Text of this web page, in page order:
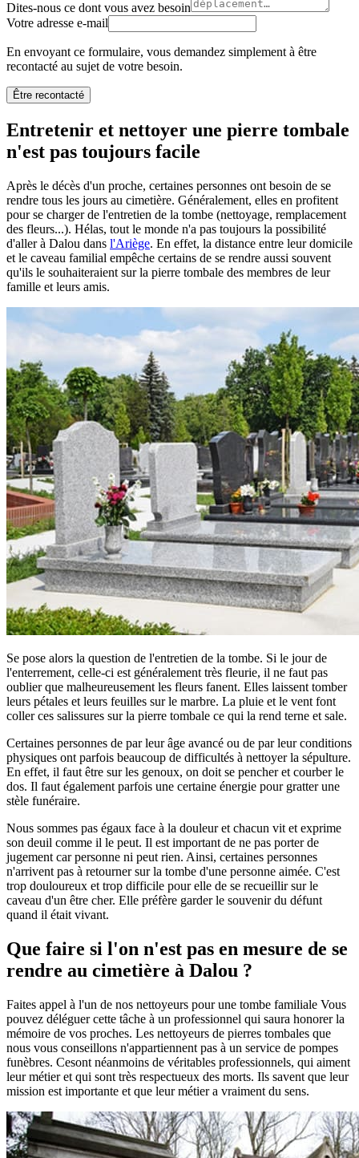
Dites-nous ce dont vous avez besoin
Votre adresse e-mail
En envoyant ce formulaire, vous demandez simplement à être
recontacté au sujet de votre besoin.
Être recontacté
Entretenir et nettoyer une pierre tombale
n'est pas toujours facile
Après le décès d'un proche, certaines personnes ont besoin de se
rendre tous les jours au cimetière. Généralement, elles en profitent
pour se charger de l'entretien de la tombe (nettoyage, remplacement
des fleurs...). Hélas, tout le monde n'a pas toujours la possibilité
d'aller à Dalou dans l'Ariège. En effet, la distance entre leur domicile
et le caveau familial empêche certains de se rendre aussi souvent
qu'ils le souhaiteraient sur la pierre tombale des membres de leur
famille et leurs amis.
Se pose alors la question de l'entretien de la tombe. Si le jour de
l'enterrement, celle-ci est généralement très fleurie, il ne faut pas
oublier que malheureusement les fleurs fanent. Elles laissent tomber
leurs pétales et leurs feuilles sur le marbre. La pluie et le vent font
coller ces salissures sur la pierre tombale ce qui la rend terne et sale.
Certaines personnes de par leur âge avancé ou de par leur conditions
physiques ont parfois beaucoup de difficultés à nettoyer la sépulture.
En effet, il faut être sur les genoux, on doit se pencher et courber le
dos. Il faut également parfois une certaine énergie pour gratter une
stèle funéraire.
Nous sommes pas égaux face à la douleur et chacun vit et exprime
son deuil comme il le peut. Il est important de ne pas porter de
jugement car personne ni peut rien. Ainsi, certaines personnes
n'arrivent pas à retourner sur la tombe d'une personne aimée. C'est
trop douloureux et trop difficile pour elle de se recueillir sur le
caveau d'un être cher. Elle préfère garder le souvenir du défunt
quand il était vivant.
Que faire si l'on n'est pas en mesure de se
rendre au cimetière à Dalou ?
Faites appel à l'un de nos nettoyeurs pour une tombe familiale Vous
pouvez déléguer cette tâche à un professionnel qui saura honorer la
mémoire de vos proches. Les nettoyeurs de pierres tombales que
nous vous conseillons n'appartiennent pas à un service de pompes
funèbres. Cesont néanmoins de véritables professionnels, qui aiment
leur métier et qui sont très respectueux des morts. Ils savent que leur
mission est importante et que leur métier a vraiment du sens.